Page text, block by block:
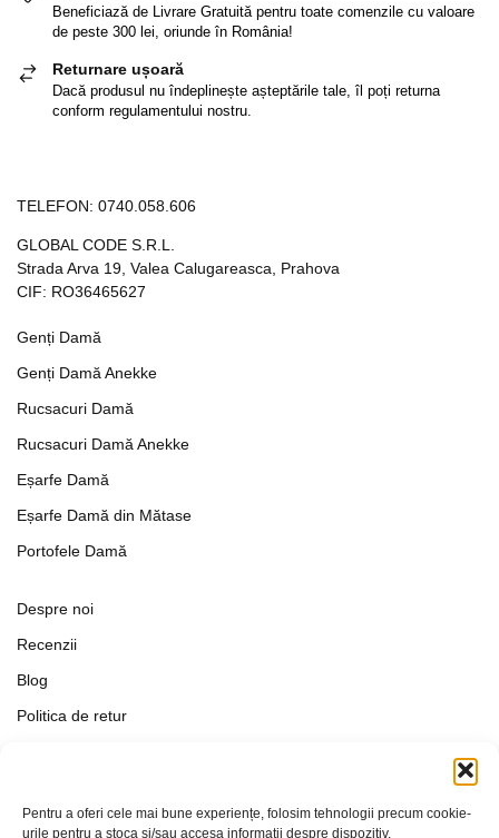
Pentru a oferi cele mai bune experiențe, folosim tehnologii precum cookie-
urile pentru a stoca și/sau accesa informații despre dispozitiv.
Beneficiază de Livrare Gratuită pentru toate comenzile cu valoare
de peste 300 lei, oriunde în România!
Returnare ușoară
Dacă produsul nu îndeplinește așteptările tale, îl poți returna
conform regulamentului nostru.
TELEFON: 0740.058.606
GLOBAL CODE S.R.L.
Strada Arva 19, Valea Calugareasca, Prahova
CIF: RO36465627
Genți Damă
Genți Damă Anekke
Rucsacuri Damă
Rucsacuri Damă Anekke
Eșarfe Damă
Eșarfe Damă din Mătase
Portofele Damă
Despre noi
Recenzii
Blog
Politica de retur
Politica de Confidențialitate